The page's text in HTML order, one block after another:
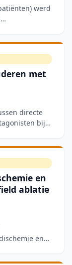
werd
met
directe
bij
en
ablatie
en